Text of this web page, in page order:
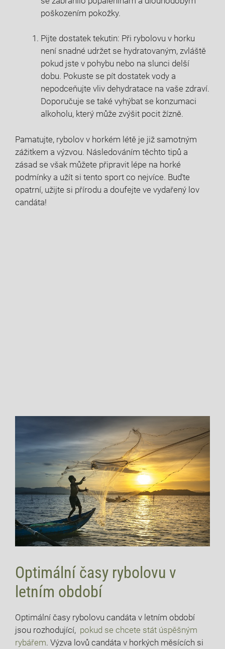
poškozením pokožky.
Pijte⁣ dostatek tekutin: Při⁣ rybolovu v ⁢horku
⁢není ‍snadné ⁢udržet se hydratovaným, zvláště
⁣pokud jste v ‌pohybu nebo⁤ na slunci‍ delší
dobu. Pokuste se pít dostatek vody a
nepodceňujte ​vliv dehydratace na vaše zdraví.
Doporučuje se také vyhýbat se konzumaci
alkoholu, který může ⁢zvýšit pocit žízně.
Pamatujte, rybolov‌ v horkém létě ‍je ​již samotným
zážitkem a výzvou. Následováním těchto tipů a
zásad se ​však můžete připravit ⁤lépe na ​horké ​
podmínky a užít si tento sport co nejvíce. ⁢Buďte
opatrní, užijte⁣ si přírodu a doufejte ve vydařený ‍lov​
candáta!
Optimální ​časy rybolovu v
letním období
Optimální časy​ rybolovu candáta v letním období⁣
jsou rozhodující, ‌ pokud se chcete‍ stát úspěšným
rybářem. ‍Výzva lovů candáta v horkých ‍měsících‍ si